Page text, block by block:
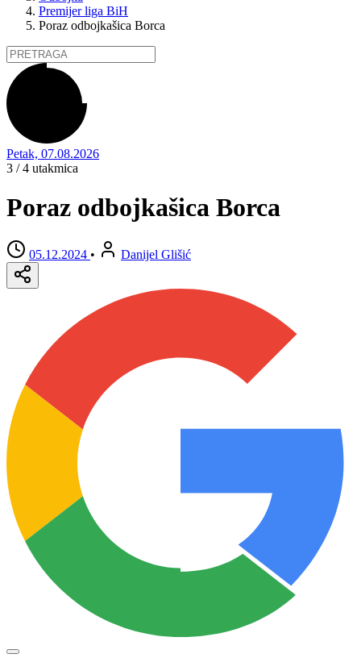
Premijer liga BiH
Poraz odbojkašica Borca
Petak, 07.08.2026
3 / 4 utakmica
Poraz odbojkašica Borca
05.12.2024 • Danijel Glišić